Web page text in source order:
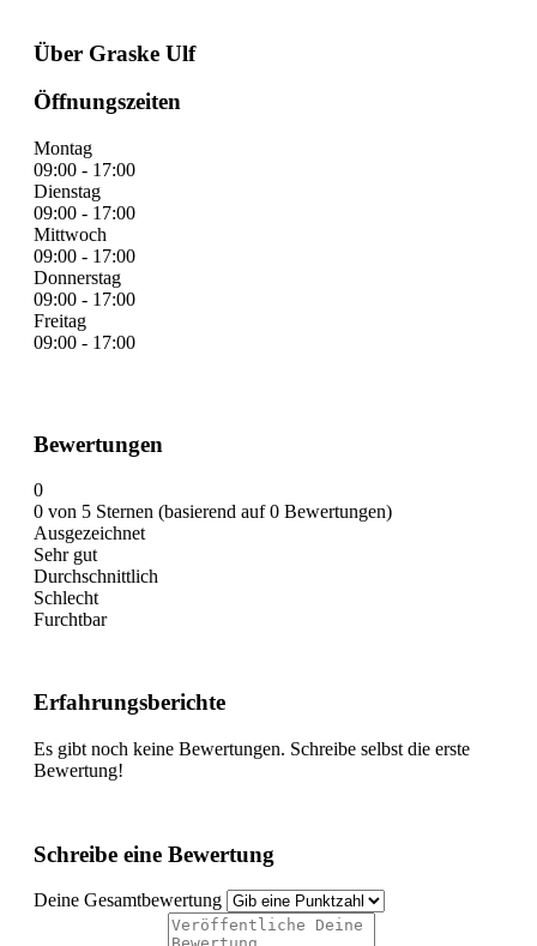
Über Graske Ulf
Öffnungszeiten
Montag
09:00 - 17:00
Dienstag
09:00 - 17:00
Mittwoch
09:00 - 17:00
Donnerstag
09:00 - 17:00
Freitag
09:00 - 17:00
Bewertungen
0
0 von 5 Sternen (basierend auf 0 Bewertungen)
Ausgezeichnet
Sehr gut
Durchschnittlich
Schlecht
Furchtbar
Erfahrungsberichte
Es gibt noch keine Bewertungen. Schreibe selbst die erste
Bewertung!
Schreibe eine Bewertung
Deine Gesamtbewertung